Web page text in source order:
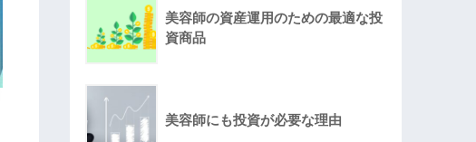
美容師の資産運用のための最適な投
資商品
美容師にも投資が必要な理由